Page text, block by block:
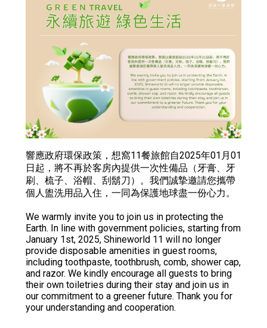
響應政府環保政策，想窩11餐旅館自2025年01月01
日起，將不再於客房內提供一次性備品（牙膏、牙
刷、梳子、浴帽、刮鬍刀）。我們誠摯邀請您攜帶
個人盥洗用品入住，一同為保護地球盡一份心力。
We warmly invite you to join us in protecting the
Earth. In line with government policies, starting from
January 1st, 2025, Shineworld 11 will no longer
provide disposable amenities in guest rooms,
including toothpaste, toothbrush, comb, shower cap,
and razor. We kindly encourage all guests to bring
their own toiletries during their stay and join us in
our commitment to a greener future. Thank you for
your understanding and cooperation.